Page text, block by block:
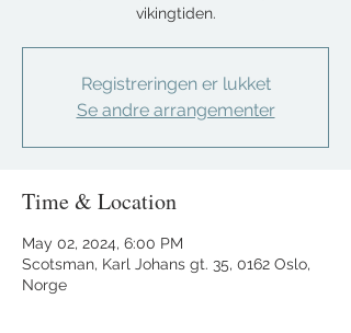
vikingtiden.
Registreringen er lukket
Se andre arrangementer
Time & Location
May 02, 2024, 6:00 PM
Scotsman, Karl Johans gt. 35, 0162 Oslo,
Norge